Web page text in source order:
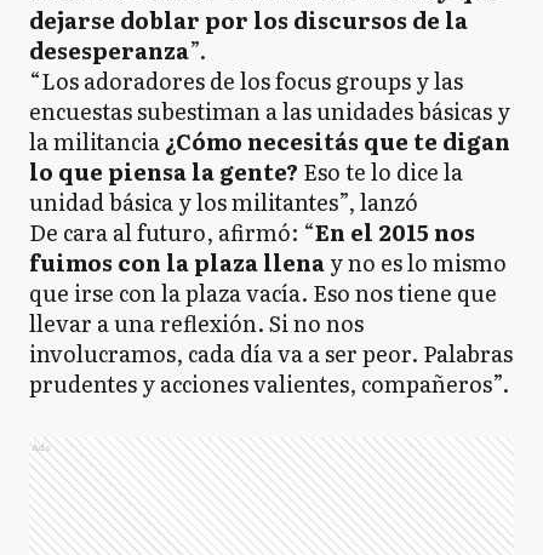
dejarse doblar por los discursos de la
desesperanza”.
“Los adoradores de los focus groups y las
encuestas subestiman a las unidades básicas y
la militancia¿Cómo necesitás que te digan
lo que piensa la gente? Eso te lo dice la
unidad básica y los militantes”, lanzó
De cara al futuro, afirmó: “En el 2015 nos
fuimos con la plaza llenay no es lo mismo
que irse con la plaza vacía. Eso nos tiene que
llevar a una reflexión. Si no nos
involucramos, cada día va a ser peor. Palabras
prudentes y acciones valientes, compañeros”.
Ads